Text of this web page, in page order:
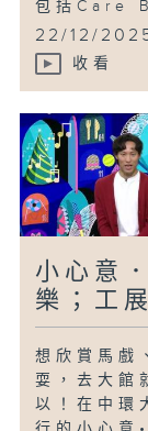
包括Care
22/12/
收看
小心意
樂；工
想欣賞馬戲
耍，去大館
以！在中環